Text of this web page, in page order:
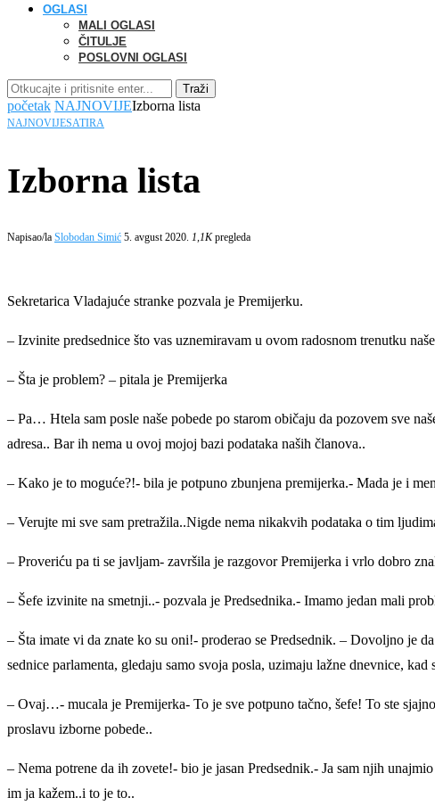
OGLASI
MALI OGLASI
ČITULJE
POSLOVNI OGLASI
Traži
početak NAJNOVIJEIzborna lista
NAJNOVIJESATIRA
Izborna lista
Napisao/la Slobodan Simić 5. avgust 2020. 1,1Kpregleda
Sekretarica Vladajuće stranke pozvala je Premijerku.
– Izvinite predsednice što vas uznemiravam u ovom radosnom trenutku
– Šta je problem? – pitala je Premijerka
– Pa… Htela sam posle naše pobede po starom običaju da pozovem sve
adresa.. Bar ih nema u ovoj mojoj bazi podataka naših članova..
– Kako je to moguće?!- bila je potpuno zbunjena premijerka.- Mada je i
– Verujte mi sve sam pretražila..Nigde nema nikakvih podataka o tim
– Proveriću pa ti se javljam- završila je razgovor Premijerka i vrlo dobro
– Šefe izvinite na smetnji..- pozvala je Predsednika.- Imamo jedan mali
– Šta imate vi da znate ko su oni!- proderao se Predsednik. – Dovoljno je
sednice parlamenta, gledaju samo svoja posla, uzimaju lažne dnevnice,
– Ovaj…- mucala je Premijerka- To je sve potpuno tačno, šefe! To ste
proslavu izborne pobede..
– Nema potrene da ih zovete!- bio je jasan Predsednik.- Ja sam njih
im ja kažem..i to je to..